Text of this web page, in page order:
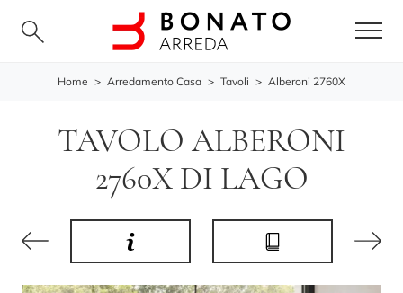
Home > Arredamento Casa > Tavoli > Alberoni 2760X
TAVOLO ALBERONI
2760X DI LAGO